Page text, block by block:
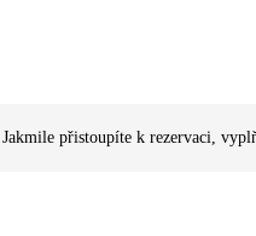
přistoupíte k rezervaci,